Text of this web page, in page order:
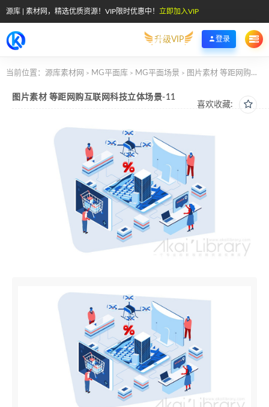
源库 | 素材网，精选优质资源！VIP限时优惠中！ 立即加入VIP
升级VIP 登录
当前位置： 源库素材网 > MG平面库 > MG平面场景 > 图片素材 等距网购互联网科技立体场景-11
喜欢收藏:
图片素材 等距网购互联网科技立体场景-11